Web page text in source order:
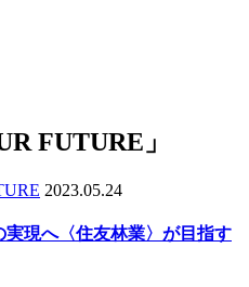
FUTURE 」
2023.05.24
現へ〈住友林業〉が目指す